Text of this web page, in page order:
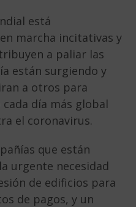
está
marcha incitativas y
a paliar las
están surgiendo y
a otros para
día más global
el coronavirus.
que están
urgente necesidad
de edificios para
de pagos, y un